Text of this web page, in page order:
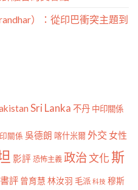
）：從印巴衝突主題到
Sri Lanka 不丹 中印關係
關係 吳德朗 喀什米爾外交 女性
影評 恐怖主義 政治文化斯
書評 曾育慧 林汝羽 毛派 科技 穆斯